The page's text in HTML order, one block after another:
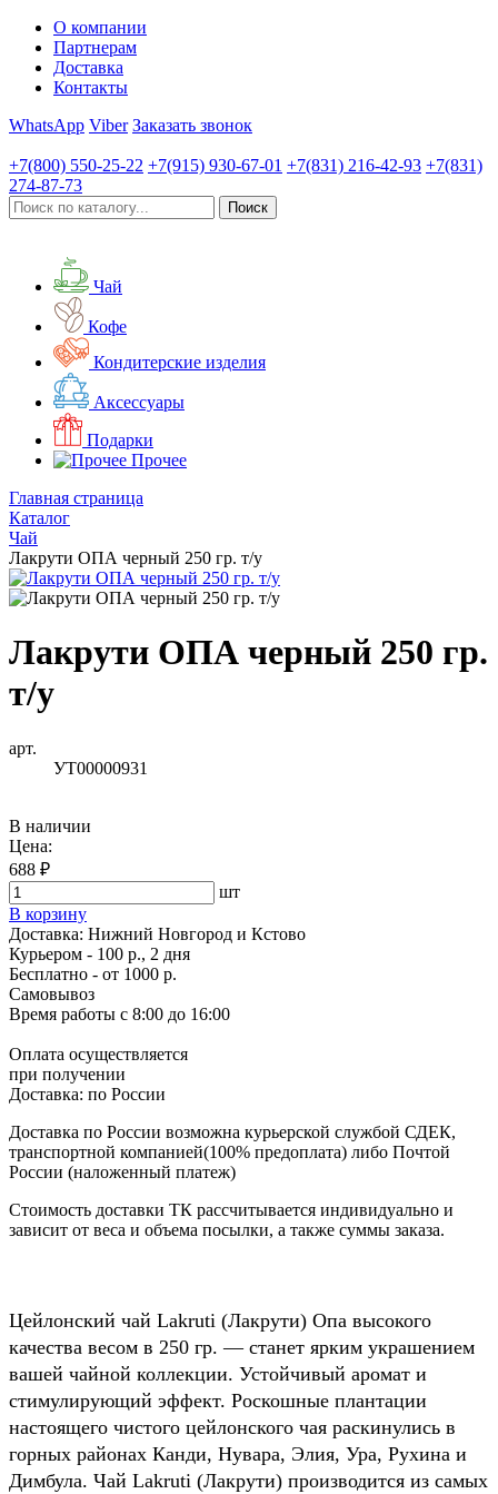
О компании
Партнерам
Доставка
Контакты
WhatsApp Viber Заказать звонок
+7(800) 550-25-22 +7(915) 930-67-01 +7(831) 216-42-93 +7(831)
274-87-73
Чай
Кофе
Кондитерские изделия
Аксессуары
Подарки
Прочее
Главная страница
Каталог
Чай
Лакрути ОПА черный 250 гр. т/у
Лакрути ОПА черный 250 гр.
т/у
арт.
УТ00000931
В наличии
Цена:
688 ₽
шт
В корзину
Доставка: Нижний Новгород и Кстово
Курьером - 100 р., 2 дня
Бесплатно - от 1000 р.
Самовывоз
Время работы с 8:00 до 16:00
Оплата осуществляется
при получении
Доставка: по России
Доставка по России возможна курьерской службой СДЕК,
транспортной компанией(100% предоплата) либо Почтой
России (наложенный платеж)
Стоимость доставки ТК рассчитывается индивидуально и
зависит от веса и объема посылки, а также суммы заказа.
Цейлонский чай Lakruti (Лакрути) Опа высокого
качества весом в 250 гр. — станет ярким украшением
вашей чайной коллекции. Устойчивый аромат и
стимулирующий эффект. Роскошные плантации
настоящего чистого цейлонского чая раскинулись в
горных районах Канди, Нувара, Элия, Ура, Рухина и
Димбула. Чай Lakruti (Лакрути) производится из самых